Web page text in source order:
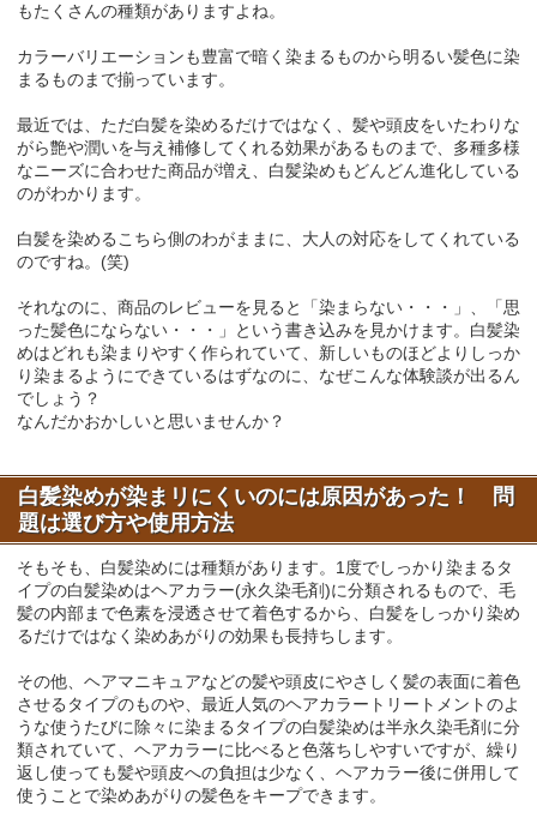
もたくさんの種類がありますよね。
カラーバリエーションも豊富で暗く染まるものから明るい髪色に染
まるものまで揃っています。
最近では、ただ白髪を染めるだけではなく、髪や頭皮をいたわりな
がら艶や潤いを与え補修してくれる効果があるものまで、多種多様
なニーズに合わせた商品が増え、白髪染めもどんどん進化している
のがわかります。
白髪を染めるこちら側のわがままに、大人の対応をしてくれている
のですね。(笑)
それなのに、商品のレビューを見ると「染まらない・・・」、「思
った髪色にならない・・・」という書き込みを見かけます。白髪染
めはどれも染まりやすく作られていて、新しいものほどよりしっか
り染まるようにできているはずなのに、なぜこんな体験談が出るん
でしょう？
なんだかおかしいと思いませんか？
白髪染めが染まリにくいのには原因があった！ 問
題は選び方や使用方法
そもそも、白髪染めには種類があります。1度でしっかり染まるタ
イプの白髪染めはヘアカラー(永久染毛剤)に分類されるもので、毛
髪の内部まで色素を浸透させて着色するから、白髪をしっかり染め
るだけではなく染めあがりの効果も長持ちします。
その他、ヘアマニキュアなどの髪や頭皮にやさしく髪の表面に着色
させるタイプのものや、最近人気のヘアカラートリートメントのよ
うな使うたびに除々に染まるタイプの白髪染めは半永久染毛剤に分
類されていて、ヘアカラーに比べると色落ちしやすいですが、繰り
返し使っても髪や頭皮への負担は少なく、ヘアカラー後に併用して
使うことで染めあがりの髪色をキープできます。